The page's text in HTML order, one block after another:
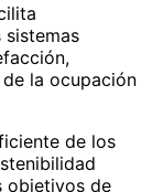
sistemas
la ocupación
de los
objetivos de